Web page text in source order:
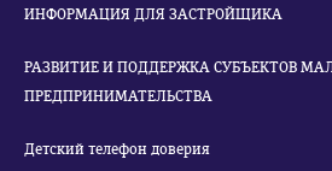
ИНФОРМАЦИЯ ДЛЯ ЗАСТРОЙЩИКА
РАЗВИТИЕ И ПОДДЕРЖКА СУБЪЕКТОВ
ПРЕДПРИНИМАТЕЛЬСТВА
Детский телефон доверия